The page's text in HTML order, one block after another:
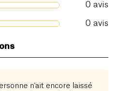
0 avis
0 avis
n'ait encore laissé